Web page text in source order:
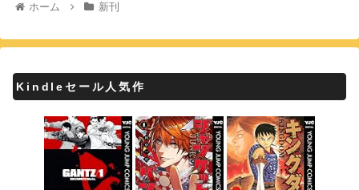
ホーム 新刊
Kindleセール人気作